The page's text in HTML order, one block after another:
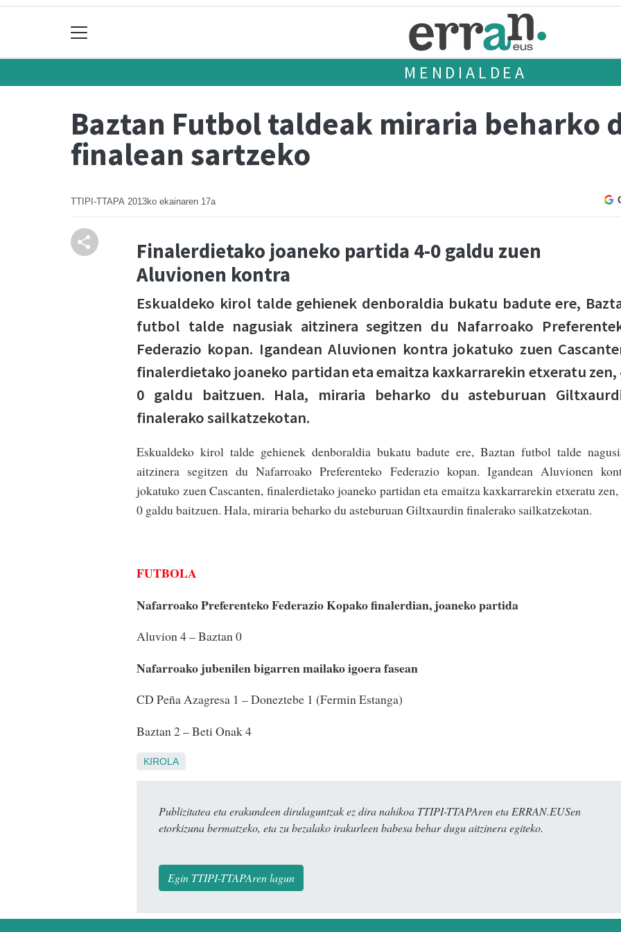
MENDIALDEA
Baztan Futbol taldeak miraria beharko
finalean sartzeko
TTIPI-TTAPA 2013ko ekainaren 17a
Finalerdietako joaneko partida 4-0 galdu zuen
Aluvionen kontra
Eskualdeko kirol talde gehienek denboraldia bukatu badute ere,
futbol talde nagusiak aitzinera segitzen du Nafarroako
Federazio kopan. Igandean Aluvionen kontra jokatuko zuen
finalerdietako joaneko partidan eta emaitza kaxkarrarekin etxeratu zen,
0 galdu baitzuen. Hala, miraria beharko du asteburuan
finalerako sailkatzekotan.
Eskualdeko kirol talde gehienek denboraldia bukatu badute ere, Baztan futbol talde
aitzinera segitzen du Nafarroako Preferenteko Federazio kopan. Igandean Aluvionen
jokatuko zuen Cascanten, finalerdietako joaneko partidan eta emaitza kaxkarrarekin etxeratu
0 galdu baitzuen. Hala, miraria beharko du asteburuan Giltxaurdin finalerako sailkatzekotan.
FUTBOLA
Nafarroako Preferenteko Federazio Kopako finalerdian, joaneko partida
Aluvion 4 – Baztan 0
Nafarroako jubenilen bigarren mailako igoera fasean
CD Peña Azagresa 1 – Doneztebe 1 (Fermin Estanga)
Baztan 2 – Beti Onak 4
KIROLA
Publizitatea eta erakundeen dirulaguntzak ez dira nahikoa TTIPI-TTAPAren eta ERRAN.EUSen
etorkizuna bermatzeko, eta zu bezalako irakurleen babesa behar dugu aitzinera egiteko.
Egin TTIPI-TTAPAren lagun